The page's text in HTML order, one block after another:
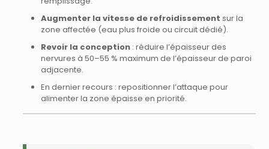
Augmenter la vitesse de refroidissement sur la
zone affectée (eau plus froide ou circuit dédié).
Revoir la conception : réduire l’épaisseur des
nervures à 50–55 % maximum de l’épaisseur de paroi
adjacente.
En dernier recours : repositionner l’attaque pour
alimenter la zone épaisse en priorité.